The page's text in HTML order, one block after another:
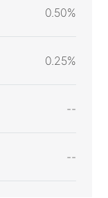
0.50%
0.25%
--
--